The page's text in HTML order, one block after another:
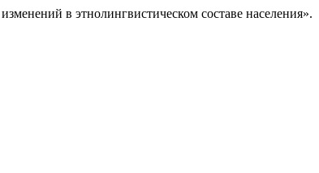
в этнолингвистическом составе населения».